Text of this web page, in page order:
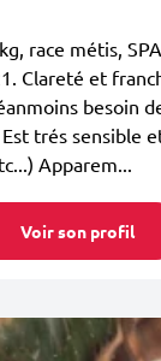
race métis,
Clareté et
besoin
trés sensible
Apparem...
Voir son profil